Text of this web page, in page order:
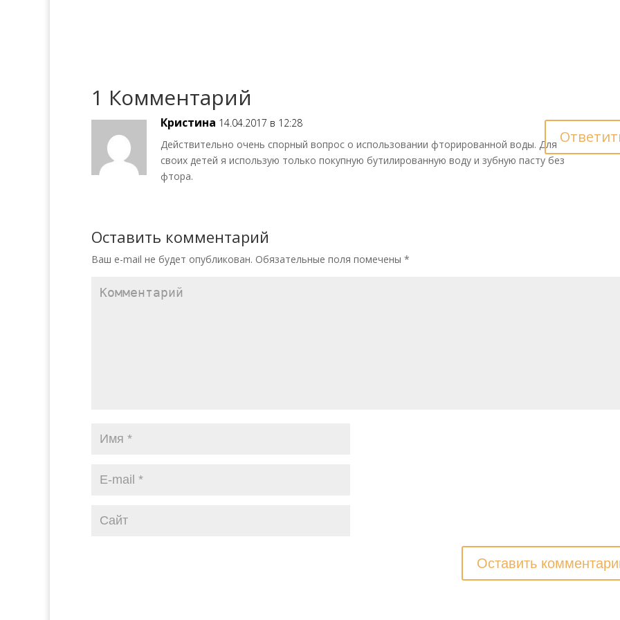
1 Комментарий
Кристина 14.04.2017 в 12:28
Действительно очень спорный вопрос о использовании фторированной воды. Для
своих детей я использую только покупную бутилированную воду и зубную пасту без
фтора.
Оставить комментарий
Ваш e-mail не будет опубликован. Обязательные поля помечены *